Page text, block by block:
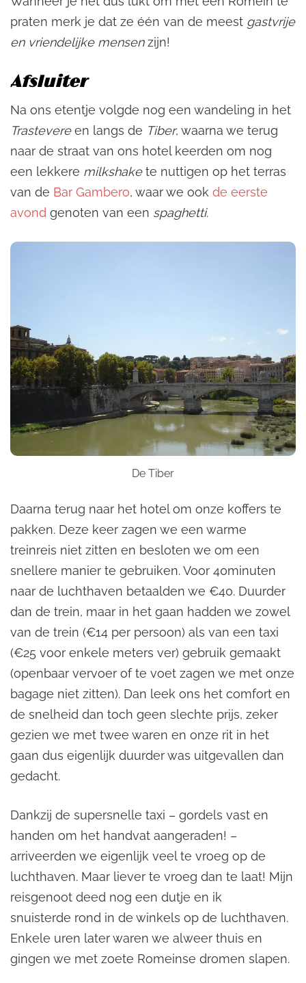
praten merk je dat ze één van de meest gastvrije
en vriendelijke mensenzijn!
Afsluiter
Na ons etentje volgde nog een wandeling in het
Trastevereen langs de Tiber, waarna we terug
naar de straat van ons hotel keerden om nog
een lekkere milkshakete nuttigen op het terras
van de Bar Gambero, waar we ook de eerste
avond genoten van een spaghetti.
De Tiber
Daarna terug naar het hotel om onze koffers te
pakken. Deze keer zagen we een warme
treinreis niet zitten en besloten we om een
snellere manier te gebruiken. Voor 40minuten
naar de luchthaven betaalden we €40. Duurder
dan de trein, maar in het gaan hadden we zowel
van de trein (€14 per persoon) als van een taxi
(€25 voor enkele meters ver) gebruik gemaakt
(openbaar vervoer of te voet zagen we met onze
bagage niet zitten). Dan leek ons het comfort en
de snelheid dan toch geen slechte prijs, zeker
gezien we met twee waren en onze rit in het
gaan dus eigenlijk duurder was uitgevallen dan
gedacht.
Dankzij de supersnelle taxi – gordels vast en
handen om het handvat aangeraden! –
arriveerden we eigenlijk veel te vroeg op de
luchthaven. Maar liever te vroeg dan te laat! Mijn
reisgenoot deed nog een dutje en ik
snuisterde rond in de winkels op de luchthaven.
Enkele uren later waren we alweer thuis en
gingen we met zoete Romeinse dromen slapen.